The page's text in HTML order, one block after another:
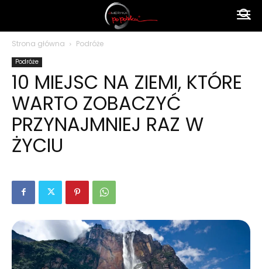
polsku
Strona główna Podróże
Podróże
10 MIEJSC NA ZIEMI, KTÓRE
WARTO ZOBACZYĆ
PRZYNAJMNIEJ RAZ W
ŻYCIU